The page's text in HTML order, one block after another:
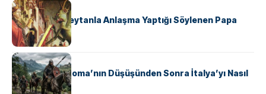
KÜLTÜR
II. Silvester: Şeytanla Anlaşma Yaptığı Söylenen Papa
KÜLTÜR
Ostrogotlar Roma’nın Düşüşünden Sonra İtalya’yı Nasıl
Ele Geçirdi?